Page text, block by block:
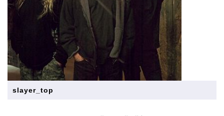
slayer_top